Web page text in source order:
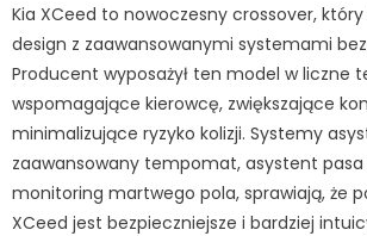
Kia XCeed to nowoczesny crossover,
design z zaawansowanymi systemami
Producent wyposażył ten model w liczne
wspomagające kierowcę, zwiększające
minimalizujące ryzyko kolizji. Systemy
zaawansowany tempomat, asystent
monitoring martwego pola, sprawiają, że
XCeed jest bezpieczniejsze i bardziej